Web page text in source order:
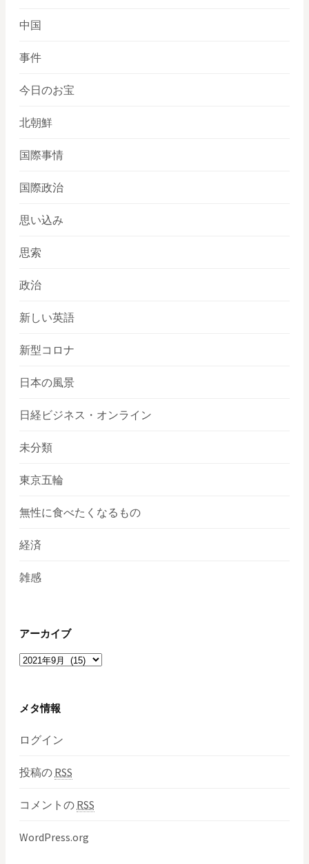
中国
事件
今日のお宝
北朝鮮
国際事情
国際政治
思い込み
思索
政治
新しい英語
新型コロナ
日本の風景
日経ビジネス・オンライン
未分類
東京五輪
無性に食べたくなるもの
経済
雑感
アーカイブ
ア
イ
メタ情報
ログイン
投稿の RSS
コメントの RSS
WordPress.org